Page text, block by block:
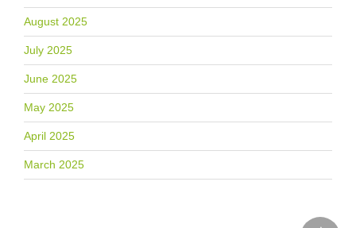
August 2025
July 2025
June 2025
May 2025
April 2025
March 2025